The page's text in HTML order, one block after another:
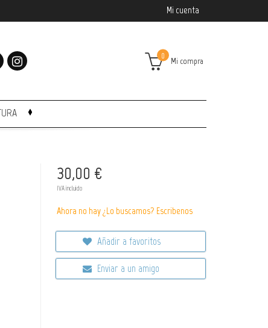
Mi cuenta
Mi compra
0
30,00 €
IVA incluido
Ahora no hay ¿Lo buscamos? Escribenos
Añadir a favoritos
Enviar a un amigo